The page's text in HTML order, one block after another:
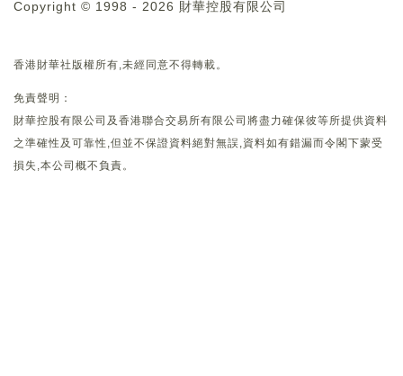
Copyright © 1998 - 2026 財華控股有限公司
香港財華社版權所有,未經同意不得轉載。
免責聲明：
財華控股有限公司及香港聯合交易所有限公司將盡力確保彼等所提供資料
之準確性及可靠性,但並不保證資料絕對無誤,資料如有錯漏而令閣下蒙受
損失,本公司概不負責。